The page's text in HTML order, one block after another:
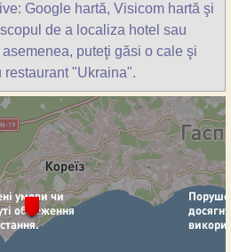
Google hartă, Visicom hartă şi
de a localiza hotel sau
puteţi găsi o cale şi
"Ukraina".